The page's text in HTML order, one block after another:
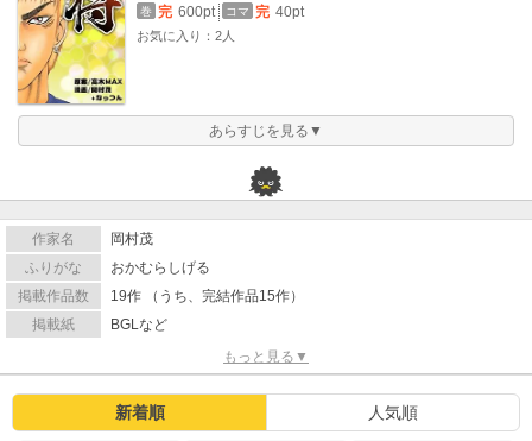
巻 完 600pt コマ 完 40pt
お気に入り：2人
あらすじを見る▼
作家名
岡村茂
ふりがな
おかむらしげる
掲載作品数
19作 （うち、完結作品15作）
掲載紙
BGLなど
もっと見る▼
新着順 人気順